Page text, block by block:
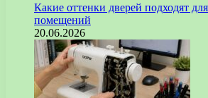
Какие оттенки дверей подходят
помещений
20.06.2026